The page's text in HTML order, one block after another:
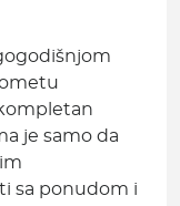
je samo da
sa ponudom i